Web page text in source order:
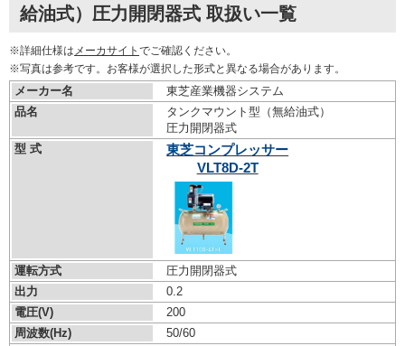
給油式）圧力開閉器式 取扱い一覧
※詳細仕様は メーカサイト でご確認ください。
※写真は参考です。お客様が選択した形式と異なる場合があります。
メーカー名
東芝産業機器システム
品名
タンクマウント型（無給油式）
圧力開閉器式
型 式
東芝コンプレッサー
VLT8D-2T
運転方式
圧力開閉器式
出力
0.2
電圧(V)
200
周波数(Hz)
50/60